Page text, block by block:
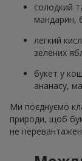
солодкий
мандарин,
легкий
зелених
букет у
ананасу,
Ми поєднуємо
природи, щоб
не